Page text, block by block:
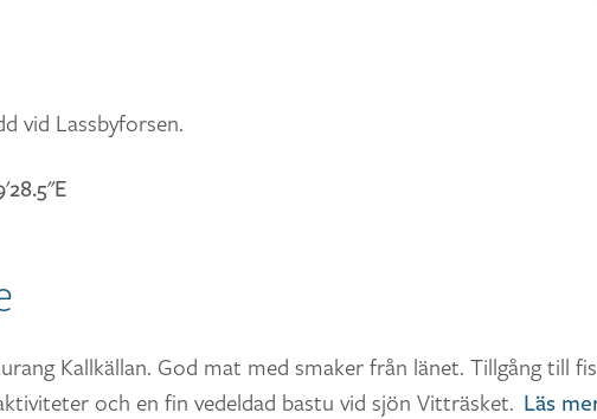
vid Lassbyforsen.
Kallkällan. God mat med smaker från länet. Tillgång till
och en fin vedeldad bastu vid sjön Vitträsket. Läs